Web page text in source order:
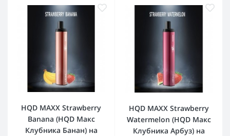
HQD MAXX Strawberry
Banana (HQD Макс
Клубника Банан) на
HQD MAXX Strawberry
Watermelon (HQD Макс
Клубника Арбуз) на